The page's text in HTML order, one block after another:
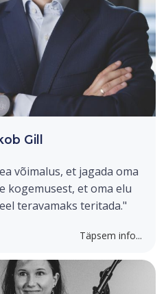
Gill
võimalus, et jagada oma
kogemusest, et oma elu
teravamaks teritada."
Täpsem info...